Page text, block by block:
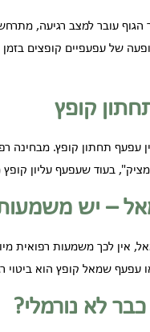
עובר למצב רגיעה,
של עפעפיים קופצים
קופץ
עפעף תחתון קופץ. מבחינה
בעוד שעפעף עליון קופץ
– יש
אין לכך משמעות רפואית
שמאל קופץ הוא ביטוי
לא נורמלי?